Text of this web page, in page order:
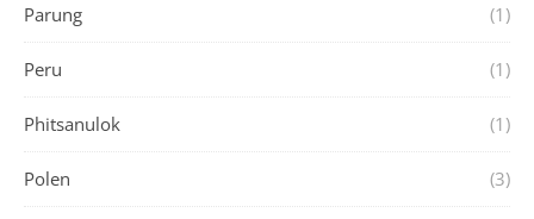
Parung (1)
Peru (1)
Phitsanulok (1)
Polen (3)